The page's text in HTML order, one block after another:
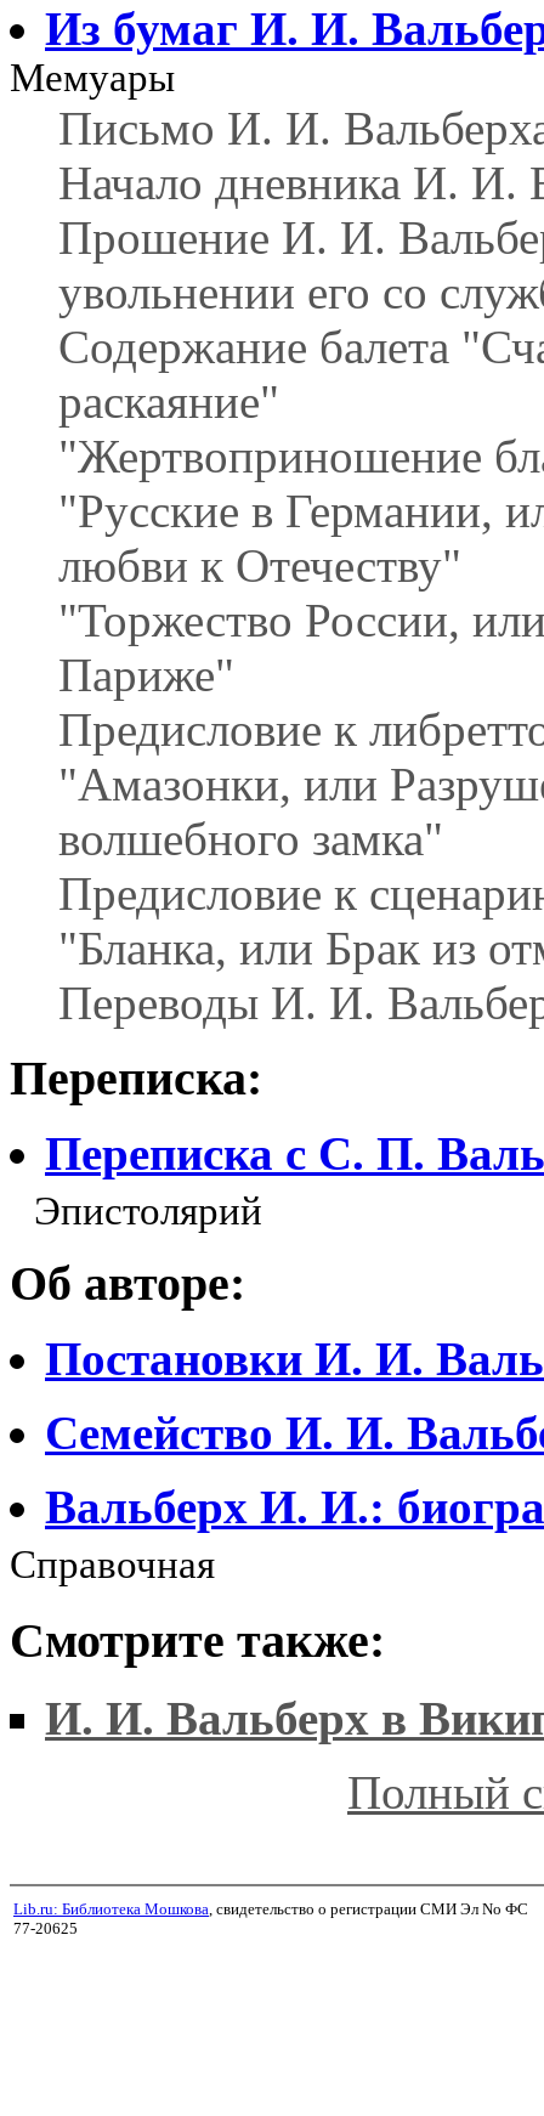
Из бумаг И. И.
Мемуары
Письмо И. И.
Начало дневника И. И.
Прошение И. И.
увольнении его со
Содержание балета
раскаяние"
"Жертвоприношение
"Русские в Германии,
любви к Отечеству"
"Торжество России,
Париже"
Предисловие к
"Амазонки, или
волшебного замка"
Предисловие к
"Бланка, или Брак из
Переводы И. И.
Переписка:
Переписка с С. П.
Эпистолярий
Об авторе:
Постановки И. И.
Семейство И. И.
Вальберх И. И.:
Справочная
Смотрите также:
И. И. Вальберх в
Полный
Lib.ru: Библиотека Мошкова, свидетельство о регистрации СМИ Эл No ФС
77-20625